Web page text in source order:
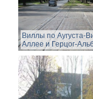
Виллы по Аугуста-
Аллее и Герцог-